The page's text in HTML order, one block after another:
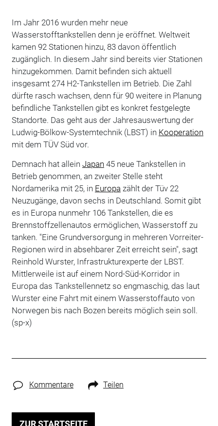
Im Jahr 2016 wurden mehr neue
Wasserstofftankstellen denn je eröffnet. Weltweit
kamen 92 Stationen hinzu, 83 davon öffentlich
zugänglich. In diesem Jahr sind bereits vier Stationen
hinzugekommen. Damit befinden sich aktuell
insgesamt 274 H2-Tankstellen im Betrieb. Die Zahl
dürfte rasch wachsen, denn für 90 weitere in Planung
befindliche Tankstellen gibt es konkret festgelegte
Standorte. Das geht aus der Jahresauswertung der
Ludwig-Bölkow-Systemtechnik (LBST) in Kooperation
mit dem TÜV Süd vor.
Demnach hat allein Japan 45 neue Tankstellen in
Betrieb genommen, an zweiter Stelle steht
Nordamerika mit 25, in Europa zählt der Tüv 22
Neuzugänge, davon sechs in Deutschland. Somit gibt
es in Europa nunmehr 106 Tankstellen, die es
Brennstoffzellenautos ermöglichen, Wasserstoff zu
tanken. "Eine Grundversorgung in mehreren Vorreiter-
Regionen wird in absehbarer Zeit erreicht sein", sagt
Reinhold Wurster, Infrastrukturexperte der LBST.
Mittlerweile ist auf einem Nord-Süd-Korridor in
Europa das Tankstellennetz so engmaschig, das laut
Wurster eine Fahrt mit einem Wasserstoffauto von
Norwegen bis nach Bozen bereits möglich sein soll.
(sp-x)
Kommentare Teilen
ZUR STARTSEITE